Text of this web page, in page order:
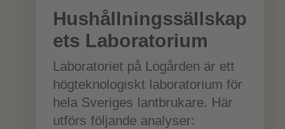
Hushållningssällskap
ets Laboratorium
Laboratoriet på Logården är ett
högteknologiskt laboratorium för
hela Sveriges lantbrukare. Här
utförs följande analyser: